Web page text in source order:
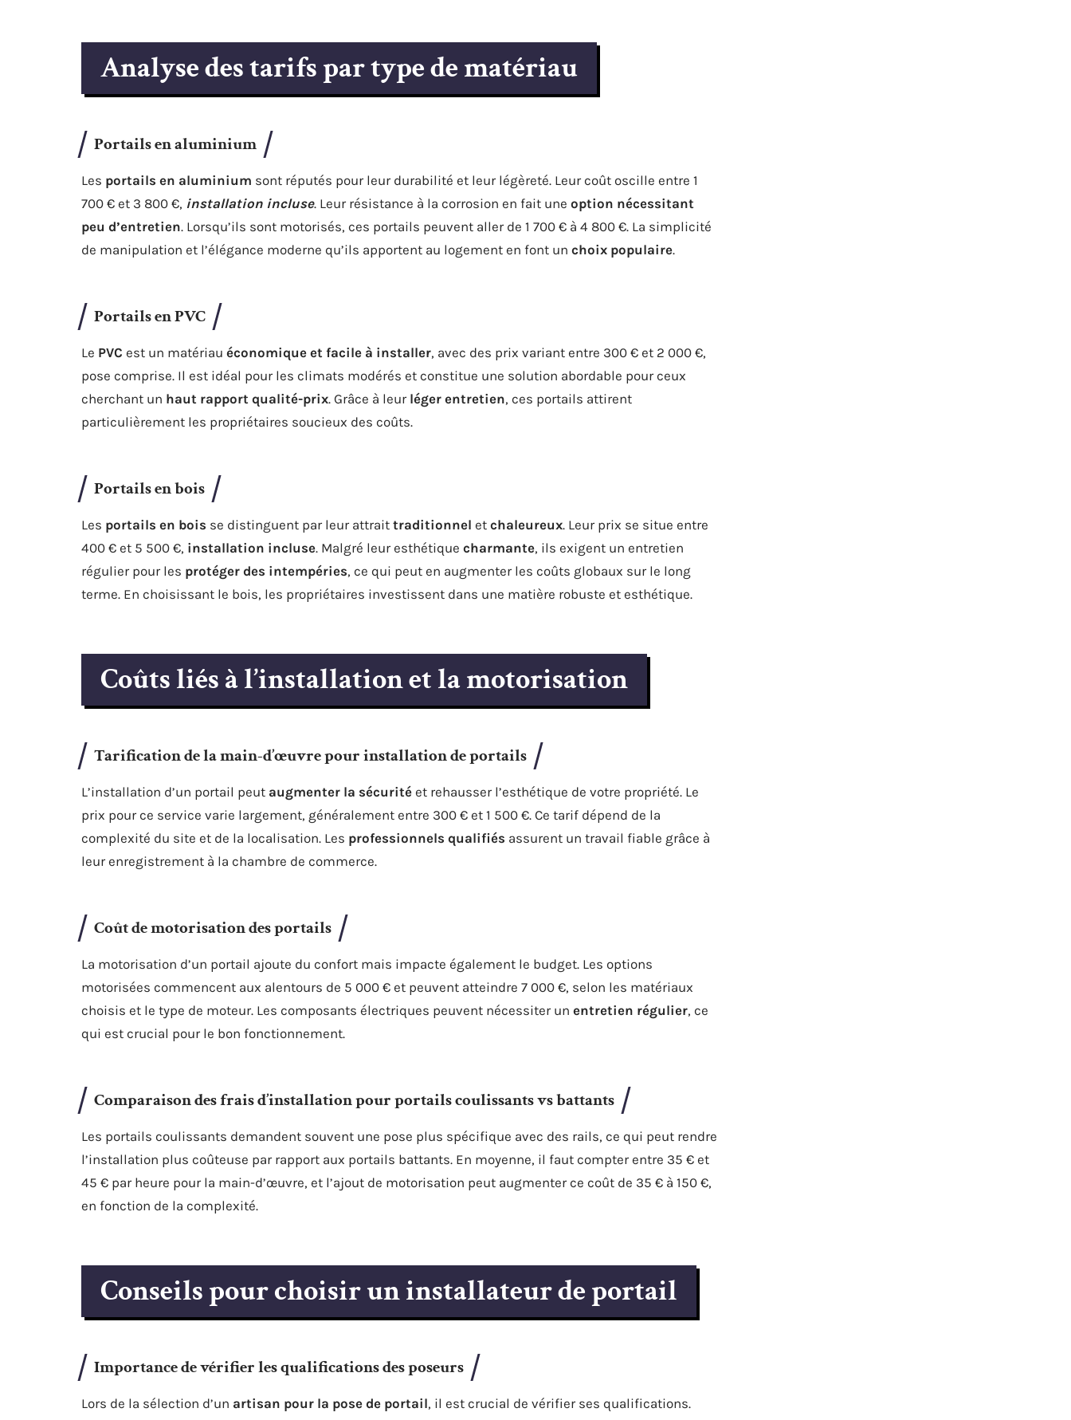
Analyse des tarifs par type de matériau
Portails en aluminium
Les portails en aluminium sont réputés pour leur durabilité et leur légèreté. Leur coût oscille entre 1
700 € et 3 800 €, installation incluse. Leur résistance à la corrosion en fait une option nécessitant
peu d’entretien. Lorsqu’ils sont motorisés, ces portails peuvent aller de 1 700 € à 4 800 €. La simplicité
de manipulation et l’élégance moderne qu’ils apportent au logement en font un choix populaire.
Portails en PVC
Le PVC est un matériau économique et facile à installer, avec des prix variant entre 300 € et 2 000 €,
pose comprise. Il est idéal pour les climats modérés et constitue une solution abordable pour ceux
cherchant un haut rapport qualité-prix. Grâce à leur léger entretien, ces portails attirent
particulièrement les propriétaires soucieux des coûts.
Portails en bois
Les portails en bois se distinguent par leur attrait traditionnel et chaleureux. Leur prix se situe entre
400 € et 5 500 €, installation incluse. Malgré leur esthétique charmante, ils exigent un entretien
régulier pour les protéger des intempéries, ce qui peut en augmenter les coûts globaux sur le long
terme. En choisissant le bois, les propriétaires investissent dans une matière robuste et esthétique.
Coûts liés à l’installation et la motorisation
Tarification de la main-d’œuvre pour installation de portails
L’installation d’un portail peut augmenter la sécurité et rehausser l’esthétique de votre propriété. Le
prix pour ce service varie largement, généralement entre 300 € et 1 500 €. Ce tarif dépend de la
complexité du site et de la localisation. Les professionnels qualifiés assurent un travail fiable grâce à
leur enregistrement à la chambre de commerce.
Coût de motorisation des portails
La motorisation d’un portail ajoute du confort mais impacte également le budget. Les options
motorisées commencent aux alentours de 5 000 € et peuvent atteindre 7 000 €, selon les matériaux
choisis et le type de moteur. Les composants électriques peuvent nécessiter un entretien régulier, ce
qui est crucial pour le bon fonctionnement.
Comparaison des frais d’installation pour portails coulissants vs battants
Les portails coulissants demandent souvent une pose plus spécifique avec des rails, ce qui peut rendre
l’installation plus coûteuse par rapport aux portails battants. En moyenne, il faut compter entre 35 € et
45 € par heure pour la main-d’œuvre, et l’ajout de motorisation peut augmenter ce coût de 35 € à 150 €,
en fonction de la complexité.
Conseils pour choisir un installateur de portail
Importance de vérifier les qualifications des poseurs
Lors de la sélection d’un artisan pour la pose de portail, il est crucial de vérifier ses qualifications.